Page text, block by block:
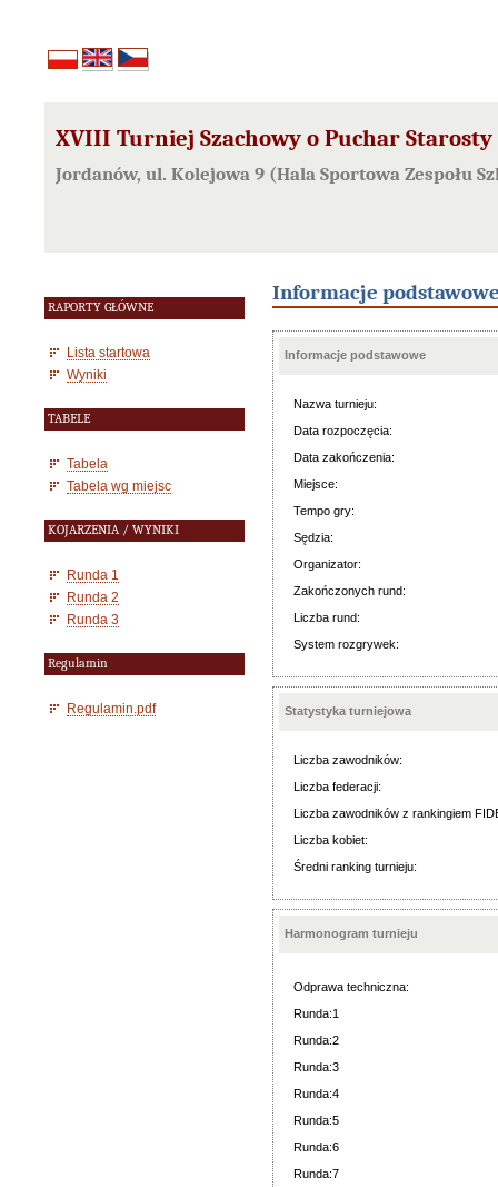
XVIII Turniej Szachowy o Puchar
Jordanów, ul. Kolejowa 9 (Hala Sportowa Zespołu
RAPORTY GŁÓWNE
Lista startowa
Wyniki
TABELE
Tabela
Tabela wg miejsc
KOJARZENIA / WYNIKI
Runda 1
Runda 2
Runda 3
Regulamin
Regulamin.pdf
Informacje
Informacje podstawowe
Nazwa turnieju:
Data rozpoczęcia:
Data zakończenia:
Miejsce:
Tempo gry:
Sędzia:
Organizator:
Zakończonych rund:
Liczba rund:
System rozgrywek:
Statystyka turniejowa
Liczba zawodników:
Liczba federacji:
Liczba zawodników z rankingiem
Liczba kobiet:
Średni ranking turnieju:
Harmonogram turnieju
Odprawa techniczna:
Runda:1
Runda:2
Runda:3
Runda:4
Runda:5
Runda:6
Runda:7